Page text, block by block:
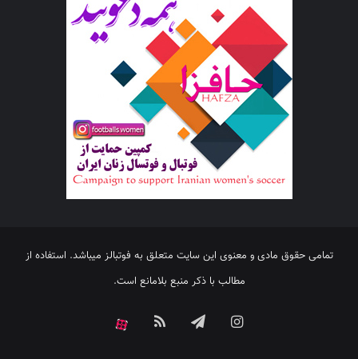
تمامی حقوق مادی و معنوی این سایت متعلق به فوتبالز میباشد. استفاده از
مطالب با ذکر منبع بلامانع است.
اینستاگرامتلگرام خوراک